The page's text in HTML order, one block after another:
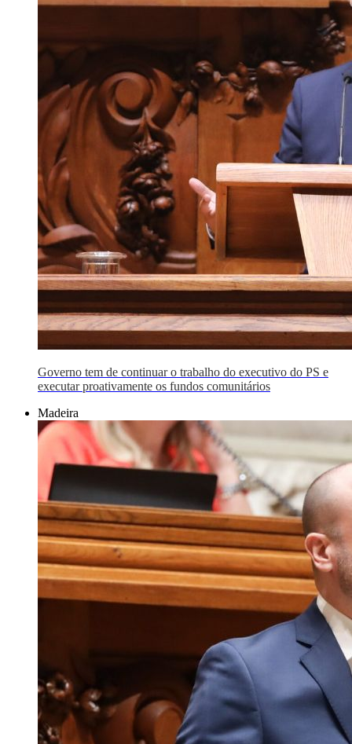
Governo tem de continuar o trabalho do executivo do PS e
executar proativamente os fundos comunitários
Madeira